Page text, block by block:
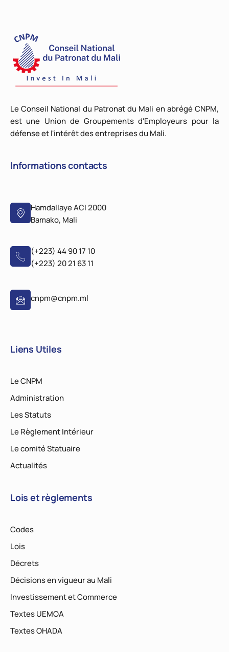
Le Conseil National du Patronat du Mali en abrégé CNPM,
est une Union de Groupements d'Employeurs pour la
défense et l'intérêt des entreprises du Mali.
Informations contacts
Hamdallaye ACI 2000
Bamako, Mali
(+223) 44 90 17 10
(+223) 20 21 63 11
cnpm@cnpm.ml
Liens Utiles
Le CNPM
Administration
Les Statuts
Le Règlement Intérieur
Le comité Statuaire
Actualités
Lois et règlements
Codes
Lois
Décrets
Décisions en vigueur au Mali
Investissement et Commerce
Textes UEMOA
Textes OHADA